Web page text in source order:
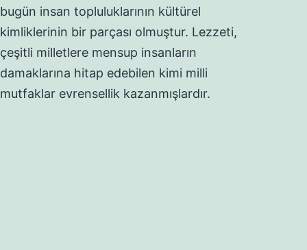
bugün insan topluluklarının kültürel
kimliklerinin bir parçası olmuştur. Lezzeti,
çeşitli milletlere mensup insanların
damaklarına hitap edebilen kimi milli
mutfaklar evrensellik kazanmışlardır.